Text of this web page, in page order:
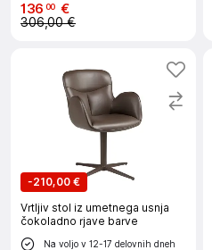
136 00 €
306,00 €
-210,00 €
Vrtljiv stol iz umetnega usnja
čokoladno rjave barve
Na voljo v 12-17 delovnih dneh